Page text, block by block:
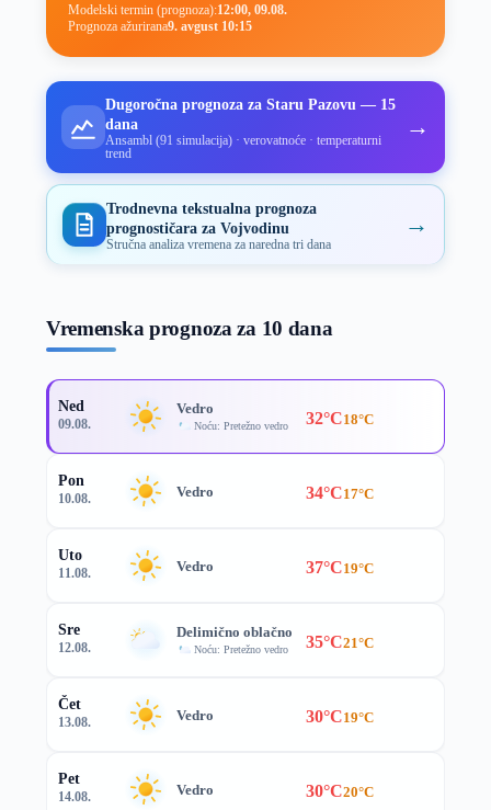
Modelski termin (prognoza):12:00, 09.08.
Prognoza ažurirana9. avgust 10:15
Dugoročna prognoza za Staru Pazovu — 15
dana
Ansambl (91 simulacija) · verovatnoće · temperaturni
trend
→
Trodnevna tekstualna prognoza
prognostičara za Vojvodinu
Stručna analiza vremena za naredna tri dana
→
Vremenska prognoza za 10 dana
Ned
09.08.
Vedro
Noću: Pretežno vedro 32°C18°C
Pon
10.08. Vedro 34°C17°C
Uto
11.08. Vedro 37°C19°C
Sre
12.08.
Delimično oblačno
Noću: Pretežno vedro 35°C21°C
Čet
13.08. Vedro 30°C19°C
Pet
14.08. Vedro 30°C20°C